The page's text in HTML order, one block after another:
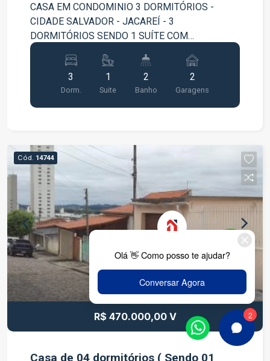
CASA EM CONDOMINIO 3 DORMITÓRIOS -
CIDADE SALVADOR - JACAREÍ - 3
DORMITÓRIOS SENDO 1 SUÍTE COM
HIDROMASSAGEM - 1 WC - SALA - COZINHA -
ÁREA DE SERVIÇO - 2 VAGAS DE GARAGEM
COBERTA AGENDE SUA VISITA!!!
3
Dorm.
1
Suite
2
Banho
2
Garagens
Cód. 14744
R$ 470.000,00 V
Casa de 04 dormitórios ( Sendo 01